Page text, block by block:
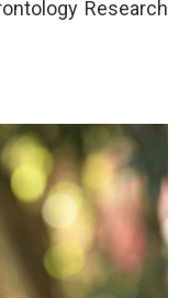
Research